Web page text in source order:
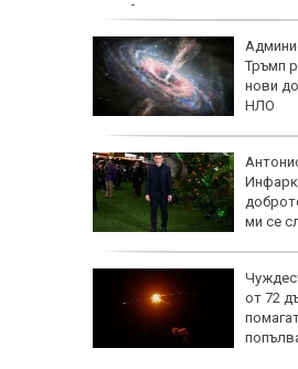
за майките
Тръмп
нови
НЛО
ми се
от 72